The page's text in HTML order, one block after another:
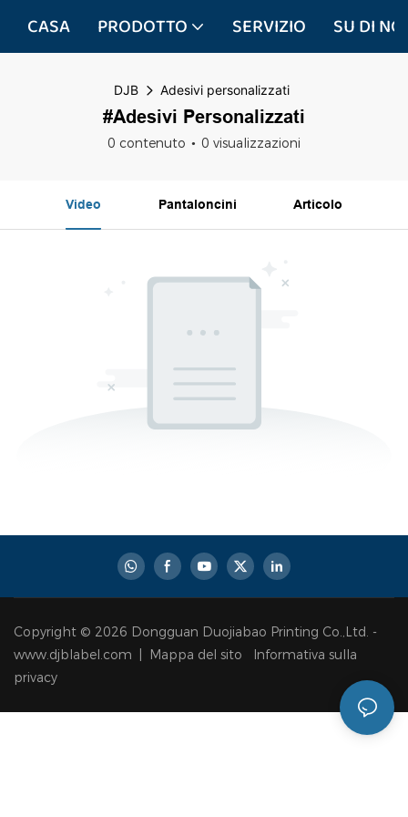
CASA PRODOTTO SERVIZIO SU DI NOI
DJB Adesivi personalizzati
#Adesivi Personalizzati
0 contenuto 0 visualizzazioni
Video Pantaloncini Articolo
Copyright © 2026 Dongguan Duojiabao Printing Co.,Ltd. -
www.djblabel.com |
Mappa del sito
Informativa sulla
privacy